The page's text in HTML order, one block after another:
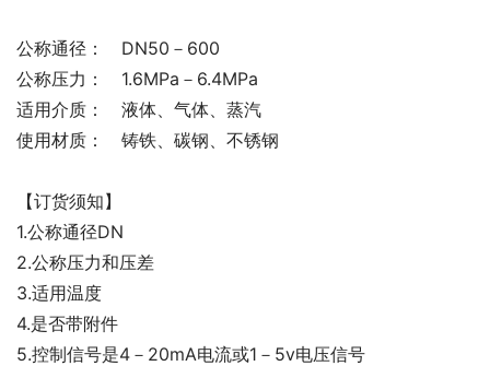
公称通径： DN50－600
公称压力： 1.6MPa－6.4MPa
适用介质： 液体、气体、蒸汽
使用材质： 铸铁、碳钢、不锈钢
【订货须知】
1.公称通径DN
2.公称压力和压差
3.适用温度
4.是否带附件
5.控制信号是4－20mA电流或1－5v电压信号